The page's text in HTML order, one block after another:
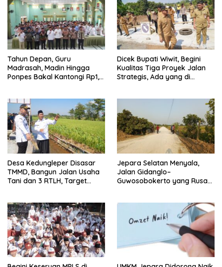
Tahun Depan, Guru
Madrasah, Madin Hingga
Ponpes Bakal Kantongi Rp1,2
Dicek Bupati Wiwit, Begini
Kualitas Tiga Proyek Jalan
Strategis, Ada yang di
Desa Kedungleper Disasar
TMMD, Bangun Jalan Usaha
Tani dan 3 RTLH, Target
Jepara Selatan Menyala,
Jalan Gidanglo–
Guwosobokerto yang Rusak